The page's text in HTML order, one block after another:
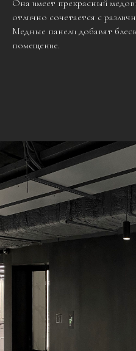
Она имеет прекрасный
отлично сочетается с
Медные панели добавят
помещение.